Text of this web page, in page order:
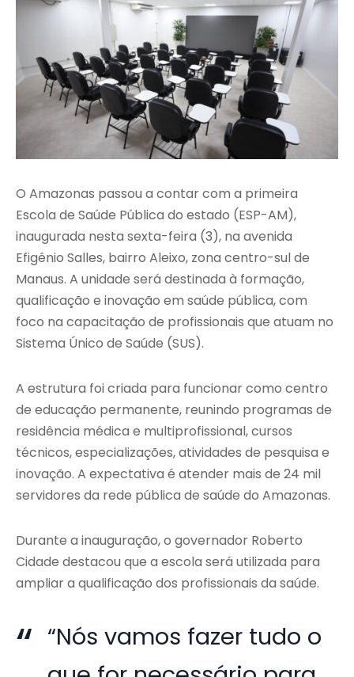
O Amazonas passou a contar com a primeira
Escola de Saúde Pública do estado (ESP-AM),
inaugurada nesta sexta-feira (3), na avenida
Efigênio Salles, bairro Aleixo, zona centro-sul de
Manaus. A unidade será destinada à formação,
qualificação e inovação em saúde pública, com
foco na capacitação de profissionais que atuam no
Sistema Único de Saúde (SUS).
A estrutura foi criada para funcionar como centro
de educação permanente, reunindo programas de
residência médica e multiprofissional, cursos
técnicos, especializações, atividades de pesquisa e
inovação. A expectativa é atender mais de 24 mil
servidores da rede pública de saúde do Amazonas.
Durante a inauguração, o governador Roberto
Cidade destacou que a escola será utilizada para
ampliar a qualificação dos profissionais da saúde.
“Nós vamos fazer tudo o